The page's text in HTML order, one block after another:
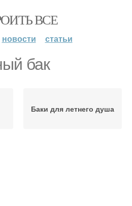
ВСЕ
новости статьи
бак
Баки для летнего душа